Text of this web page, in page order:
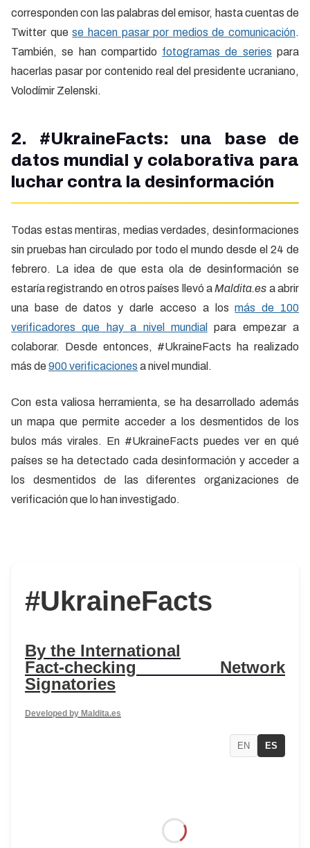
corresponden con las palabras del emisor, hasta cuentas de
Twitter quese hacen pasar por medios de comunicación.
También, se han compartido fotogramas de series para
hacerlas pasar por contenido real del presidente ucraniano,
Volodímir Zelenski.
2. #UkraineFacts: una base de
datos mundial y colaborativa para
luchar contra la desinformación
Todas estas mentiras, medias verdades, desinformaciones
sin pruebas han circulado por todo el mundo desde el 24 de
febrero. La idea de que esta ola de desinformación se
estaría registrando en otros países llevó a Maldita.es a abrir
una base de datos y darle acceso a losmás de 100
verificadores que hay a nivel mundial
para empezar a
colaborar. Desde entonces, #UkraineFacts ha realizado
más de900 verificaciones a nivel mundial.
Con esta valiosa herramienta, se ha desarrollado además
un mapa que permite acceder a los desmentidos de los
bulos más virales. En #UkraineFacts puedes ver en qué
países se ha detectado cada desinformación y acceder a
los desmentidos de las diferentes organizaciones de
verificación que lo han investigado.
#UkraineFacts
By the International
Fact-checking Network
Signatories
Developed by Maldita.es
EN ES